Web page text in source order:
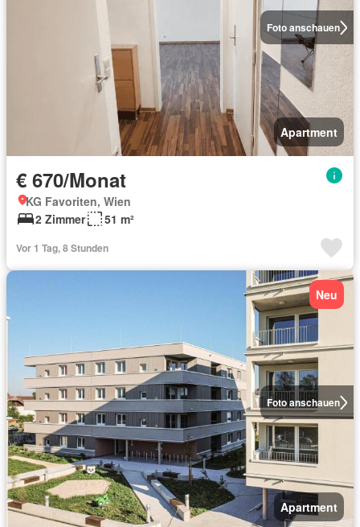
Foto anschauen
Apartment
€ 670/Monat
KG Favoriten, Wien
2 Zimmer
51 m²
Vor 1 Tag, 8 Stunden
Foto anschauen
Neu
Apartment